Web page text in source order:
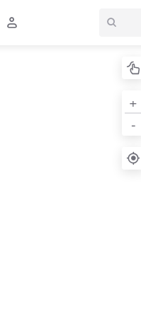
+
-